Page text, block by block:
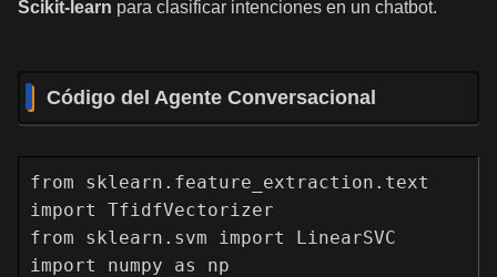
Scikit-learn para clasificar intenciones en un chatbot.
Código del Agente Conversacional
from sklearn.feature_extraction.text
import TfidfVectorizer
from sklearn.svm import LinearSVC
import numpy as np